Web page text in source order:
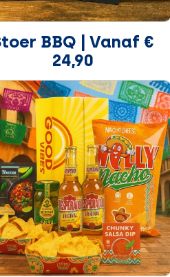
BBQ | Vanaf €
24,90